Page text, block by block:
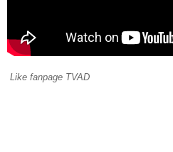
Like fanpage TVAD